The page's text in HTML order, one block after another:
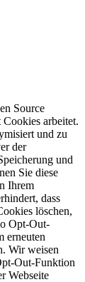
Source
arbeitet.
und zu
der
und
Sie diese
Ihrem
dass
löschen,
Opt-Out-
erneuten
Wir weisen
Out-Funktion
Webseite